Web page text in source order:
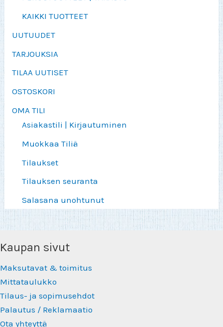
KAIKKI TUOTTEET
UUTUUDET
TARJOUKSIA
TILAA UUTISET
OSTOSKORI
OMA TILI
Asiakastili | Kirjautuminen
Muokkaa Tiliä
Tilaukset
Tilauksen seuranta
Salasana unohtunut
Kaupan sivut
Maksutavat & toimitus
Mittataulukko
Tilaus- ja sopimusehdot
Palautus / Reklamaatio
Ota yhteyttä